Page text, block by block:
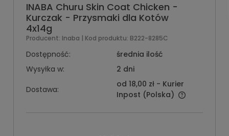
INABA Churu Skin Coat Chicken -
Kurczak - Przysmaki dla Kotów
4x14g
Producent: Inaba | Kod produktu: B222-8285C
Dostępność:
średnia ilość
Wysyłka w:
2 dni
Dostawa:
od 18,00 zł - Kurier
Inpost (Polska)